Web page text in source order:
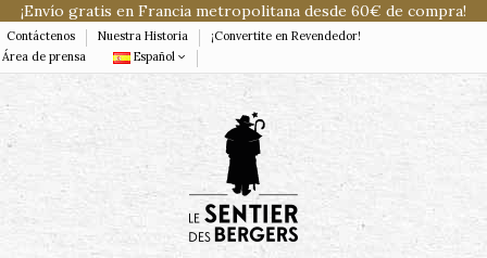
¡Envío gratis en Francia metropolitana desde 60€ de compra!
Contáctenos Nuestra Historia
¡Convertite en Revendedor!
Área de prensa
Español